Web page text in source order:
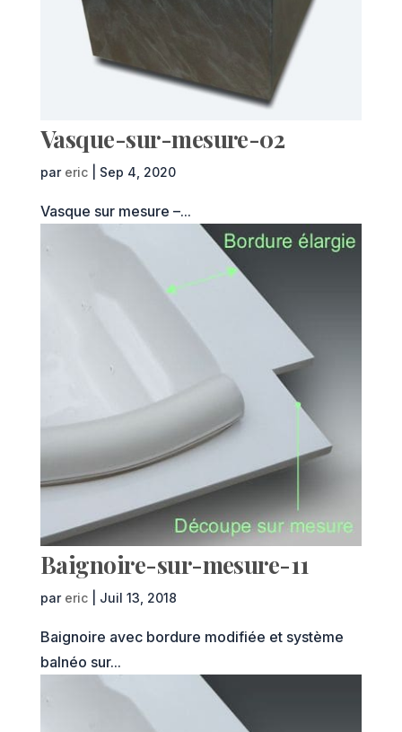
Vasque-sur-mesure-02
par eric| Sep 4, 2020
Vasque sur mesure –...
Baignoire-sur-mesure-11
par eric| Juil 13, 2018
Baignoire avec bordure modifiée et système
balnéo sur...